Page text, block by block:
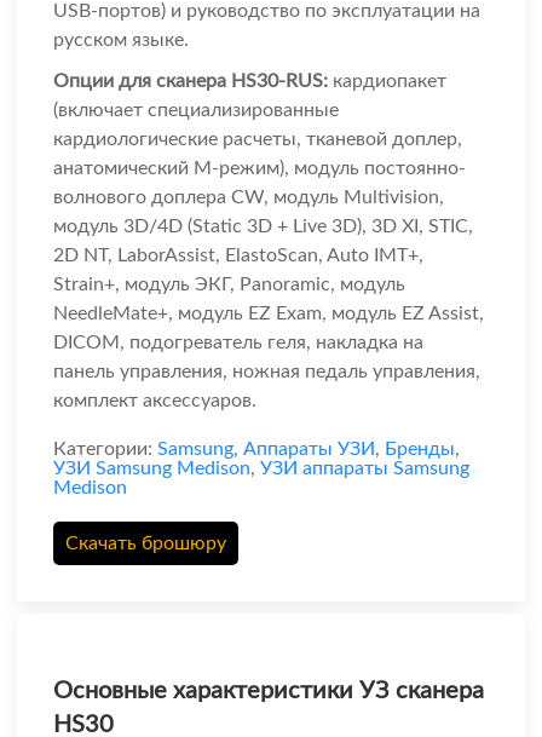
USB-портов) и руководство по эксплуатации на
русском языке.
Опции для сканера HS30-RUS: кардиопакет
(включает специализированные
кардиологические расчеты, тканевой доплер,
анатомический М-режим), модуль постоянно-
волнового доплера CW, модуль Multivision,
модуль 3D/4D (Static 3D + Live 3D), 3D XI, STIC,
2D NT, LaborAssist, ElastoScan, Auto IMT+,
Strain+, модуль ЭКГ, Panoramic, модуль
NeedleMate+, модуль EZ Exam, модуль EZ Assist,
DICOM, подогреватель геля, накладка на
панель управления, ножная педаль управления,
комплект аксессуаров.
Категории: Samsung, Аппараты УЗИ, Бренды,
УЗИ Samsung Medison, УЗИ аппараты Samsung
Medison
Скачать брошюру
Основные характеристики УЗ сканера
HS30